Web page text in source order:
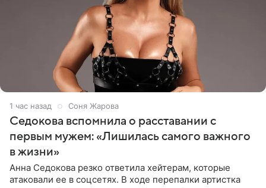
1 час назад Соня Жарова
Седокова вспомнила о расставании с
первым мужем: «Лишилась самого важного
в жизни»
Анна Седокова резко ответила хейтерам, которые
атаковали ее в соцсетях. В ходе перепалки артистка